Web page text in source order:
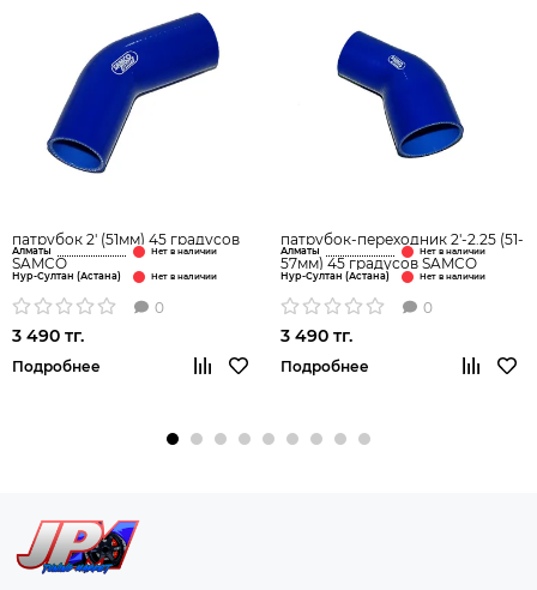
патрубок 2' (51мм) 45 градусов
SAMCO
Алматы
Нур-Султан (Астана)
0
3 490 тг.
Подробнее
патрубок-переходник 2'-2.25 (51-
57мм) 45 градусов SAMCO
Алматы
Нур-Султан (Астана)
0
3 490 тг.
Подробнее